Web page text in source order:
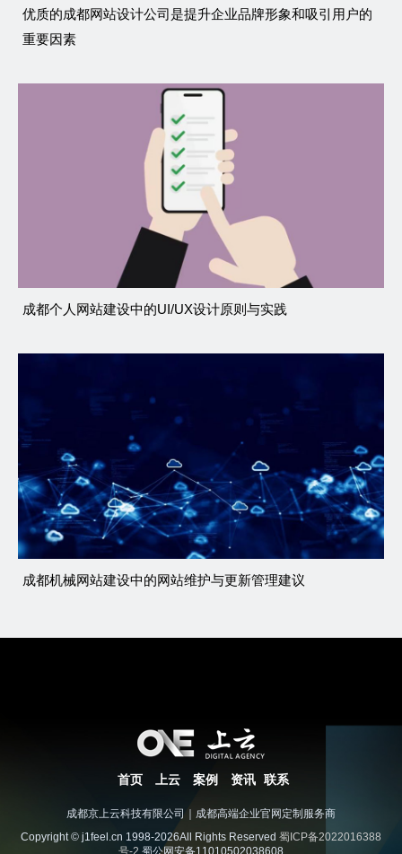
优质的成都网站设计公司是提升企业品牌形象和吸引用户的
重要因素
成都个人网站建设中的UI/UX设计原则与实践
成都机械网站建设中的网站维护与更新管理建议
首页 上云 案例 资讯 联系
成都京上云科技有限公司｜成都高端企业官网定制服务商
Copyright © j1feel.cn 1998-2026All Rights Reserved 蜀ICP备2022016388
号-2 蜀公网安备11010502038608